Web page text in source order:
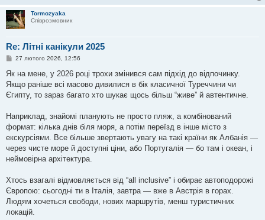
Tormozyaka
Співрозмовник
Re: Літні канікули 2025
П
в
д
о
е
н
я
27 лютого 2026, 12:56
Як на мене, у 2026 році трохи змінився сам підхід до відпочинку.
Якщо раніше всі масово дивилися в бік класичної Туреччини чи
Єгипту, то зараз багато хто шукає щось більш “живе” й автентичне.
Наприклад, знайомі планують не просто пляж, а комбінований
формат: кілька днів біля моря, а потім переїзд в інше місто з
екскурсіями. Все більше звертають увагу на такі країни як Албанія —
через чисте море й доступні ціни, або Португалія — бо там і океан, і
неймовірна архітектура.
Хтось взагалі відмовляється від “all inclusive” і обирає автоподорожі
Європою: сьогодні ти в Італія, завтра — вже в Австрія в горах.
Людям хочеться свободи, нових маршрутів, менш туристичних
локацій.